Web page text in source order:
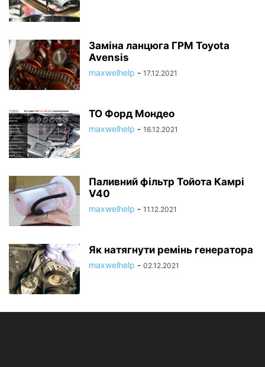
Заміна ланцюга ГРМ Toyota
Avensis
maxwelhelp - 17.12.2021
ТО Форд Мондео
maxwelhelp - 16.12.2021
Паливний фільтр Тойота Камрі
V40
maxwelhelp - 11.12.2021
Як натягнути ремінь генератора
maxwelhelp - 02.12.2021